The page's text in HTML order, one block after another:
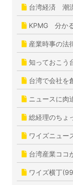
台湾経済 潮
KPMG 分か
産業時事の法
知っておこう
台湾で会社
ニュースに肉
総経理のちょ
ワイズニュー
台湾産業ココ
ワイズ横丁